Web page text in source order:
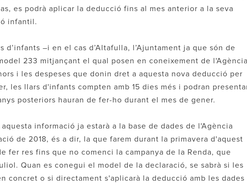
es podrà aplicar la deducció fins al mes anterior a la seva
infantil.
d’infants –i en el cas d’Altafulla, l’Ajuntament ja que són de
233 mitjançant el qual posen en coneixement de l'Agència
i les despeses que donin dret a aquesta nova deducció per
les llars d'infants compten amb 15 dies més i podran
posteriors hauran de fer-ho durant el mes de gener.
informació ja estarà a la base de dades de l'Agència
de 2018, és a dir, la que farem durant la primavera d'aquest
fer res fins que no comenci la campanya de la Renda, que
Quan es conegui el model de la declaració, se sabrà si les
concret o si directament s'aplicarà la deducció amb les dades